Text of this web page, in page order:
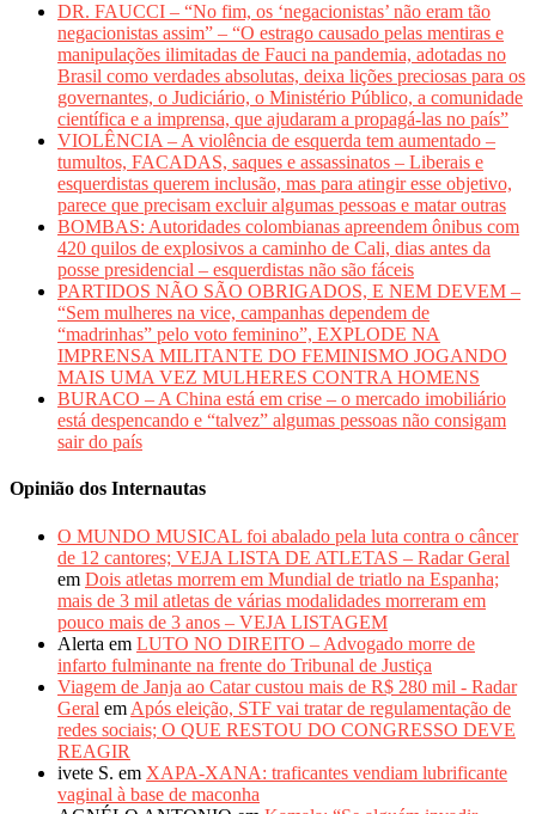
DR. FAUCCI – “No fim, os ‘negacionistas’ não eram tão
negacionistas assim” – “O estrago causado pelas mentiras e
manipulações ilimitadas de Fauci na pandemia, adotadas no
Brasil como verdades absolutas, deixa lições preciosas para os
governantes, o Judiciário, o Ministério Público, a comunidade
científica e a imprensa, que ajudaram a propagá-las no país”
VIOLÊNCIA – A violência de esquerda tem aumentado –
tumultos, FACADAS, saques e assassinatos – Liberais e
esquerdistas querem inclusão, mas para atingir esse objetivo,
parece que precisam excluir algumas pessoas e matar outras
BOMBAS: Autoridades colombianas apreendem ônibus com
420 quilos de explosivos a caminho de Cali, dias antes da
posse presidencial – esquerdistas não são fáceis
PARTIDOS NÃO SÃO OBRIGADOS, E NEM DEVEM –
“Sem mulheres na vice, campanhas dependem de
“madrinhas” pelo voto feminino”, EXPLODE NA
IMPRENSA MILITANTE DO FEMINISMO JOGANDO
MAIS UMA VEZ MULHERES CONTRA HOMENS
BURACO – A China está em crise – o mercado imobiliário
está despencando e “talvez” algumas pessoas não consigam
sair do país
Opinião dos Internautas
O MUNDO MUSICAL foi abalado pela luta contra o câncer
de 12 cantores; VEJA LISTA DE ATLETAS – Radar Geral
em Dois atletas morrem em Mundial de triatlo na Espanha;
mais de 3 mil atletas de várias modalidades morreram em
pouco mais de 3 anos – VEJA LISTAGEM
Alerta em LUTO NO DIREITO – Advogado morre de
infarto fulminante na frente do Tribunal de Justiça
Viagem de Janja ao Catar custou mais de R$ 280 mil - Radar
Geral em Após eleição, STF vai tratar de regulamentação de
redes sociais; O QUE RESTOU DO CONGRESSO DEVE
REAGIR
ivete S. em XAPA-XANA: traficantes vendiam lubrificante
vaginal à base de maconha